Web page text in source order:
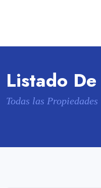
Listado
Todas las Propiedades